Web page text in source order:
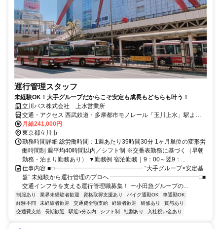
運行管理スタッフ
未経験OK！大手グループだからこそ安定も成長もどちらも叶う！
立川バス株式会社 上水営業所
交通・アクセス 西武鉄道・多摩都市モノレール「玉川上水」駅より
徒歩5分
月給241,000円
東京都立川市
勤務時間詳細 総労働時間：1週あたり39時間30分 1ヶ月単位の変形労
働時間制 週平均40時間以内／シフト制 ※交番表勤務に基づく（早朝
勤務・泊まり勤務あり） ▼勤務例 宿泊勤務｜9：00～翌9：...
仕事内容 ■□━━━━━━━━━━━━━━━ “大手グループ×安定基
盤” 未経験から運行管理のプロへ ━━━━━━━━━━━━━━━□■
交通インフラを支える運行管理職募集！ ー小田急グループの...
制服あり 業界未経験者歓迎 資格取得支援あり バイク通勤OK
車通勤OK
経験不問
未経験者歓迎 交通費全額支給 経験者歓迎 研修あり
賞与あり
交通費支給
長期歓迎 駅近5分以内 シフト制 社割あり 入社祝い金あり